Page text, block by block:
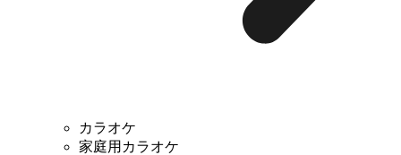
カラオケ
家庭用カラオケ